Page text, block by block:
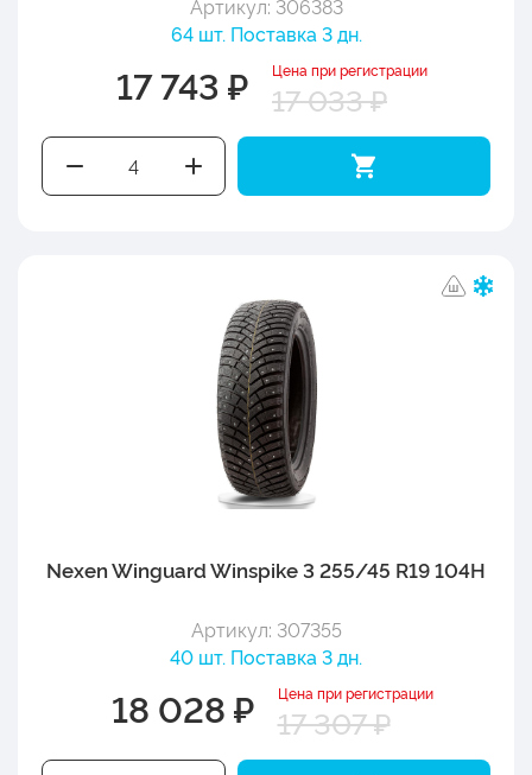
Артикул: 306383
64 шт. Поставка 3 дн.
17 743 ₽ Цена при регистрации
17 033 ₽
Nexen Winguard Winspike 3 255/45 R19 104H
Артикул: 307355
40 шт. Поставка 3 дн.
18 028 ₽ Цена при регистрации
17 307 ₽